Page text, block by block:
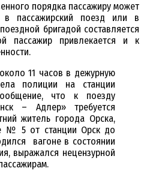
порядка пассажиру может
пассажирский поезд или в
бригадой составляется
пассажир привлекается и к
11 часов в дежурную
полиции на станции
что к поезду
– Адлер» требуется
житель города Орска,
№ 5 от станции Орск до
вагоне в состоянии
выражался нецензурной